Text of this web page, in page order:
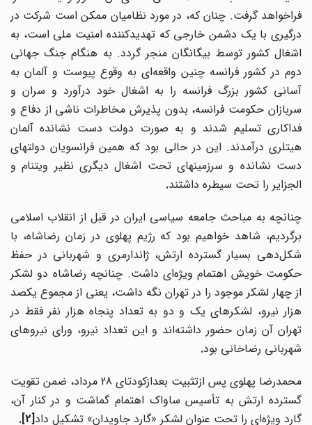
فراخواهد گرفت. چنان که، در مورد نظامیان ممکن است شرکت در
درگیری با یک دشمن خارجی که تهدیدکننده امنیت ملی است، به
اشغال کشور توسط بیگانگان منجر گردد. به هنگام جنگ جهانی
دوم در کشور فرانسه چنین واقعه‌ای به وقوع پیوست و آلمان به
آسانی کشور بزرگ فرانسه را به اشغال خود درآورد و سران و
سربازان حکومت فرانسه، بدون پذیرش مخاطرات ناشی از دفاع و
فداکاری تسلیم شدند و به صورت دولت دست نشانده آلمان
هیتلری درآمدند. این در حالی بود که همین فرانسویان دولتهای
دست نشانده و سرزمینهای تحت اشغال دیگری نظیر ویتنام و
الجزایر را تحت سیطره داشتند.
چنانچه به مباحث جامعه سیاسی ایران در قبل از انقلاب اسلامی
برگردیم، شاهد خواهیم بود که رژیم پهلوی در زمان رضاشاه، با
شکلدهی بسیار گسترده ارتش، ژاندارمری و شهربانی در حفظ
حکومت خویش اهتمام ویژهای داشت. چنانچه رضاشاه دو لشکر
از چهار لشکر موجود را در تهران نگه داشت، یعنی از مجموع یکصد
هزار نیرو، لشکرهای یک و دو به تعداد پنجاه هزار نفر فقط در
تهران آن زمان حضور داشته‌اند و این تعداد نیرو، ورای نیروهای
شهربانی رضاخانی بود.
محمدرضا پهلوی پس ازتثبیت بعدازکودتای 28 مرداد، ضمن تقویت
گسترده ارتش به تأسیس ساواک اهتمام گماشت و در کنار آن،
گارد ویژه‌ای را تحت عنوان لشکر «گارد جاویدان» تشکیل داد.[2]